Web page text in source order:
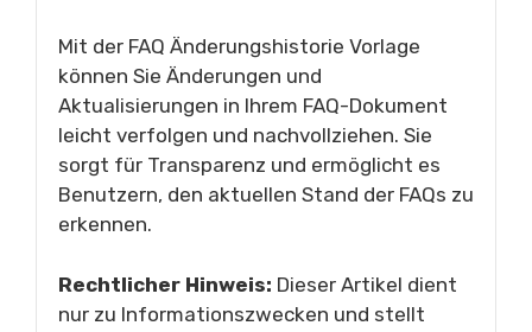
Mit der FAQ Änderungshistorie Vorlage
können Sie Änderungen und
Aktualisierungen in Ihrem FAQ-Dokument
leicht verfolgen und nachvollziehen. Sie
sorgt für Transparenz und ermöglicht es
Benutzern, den aktuellen Stand der FAQs zu
erkennen.
Rechtlicher Hinweis: Dieser Artikel dient
nur zu Informationszwecken und stellt